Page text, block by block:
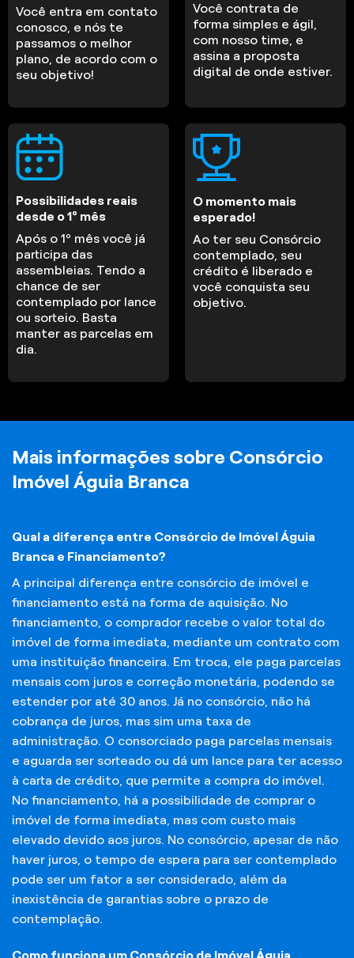
Você entra em contato
conosco, e nós te
passamos o melhor
plano, de acordo com o
seu objetivo!
Você contrata de
forma simples e ágil,
com nosso time, e
assina a proposta
digital de onde estiver.
Possibilidades reais
desde o 1º mês
Após o 1º mês você já
participa das
assembleias. Tendo a
chance de ser
contemplado por lance
ou sorteio. Basta
manter as parcelas em
dia.
O momento mais
esperado!
Ao ter seu Consórcio
contemplado, seu
crédito é liberado e
você conquista seu
objetivo.
Mais informações sobre Consórcio
Imóvel Águia Branca
Qual a diferença entre Consórcio de Imóvel Águia
Branca e Financiamento?
A principal diferença entre consórcio de imóvel e
financiamento está na forma de aquisição. No
financiamento, o comprador recebe o valor total do
imóvel de forma imediata, mediante um contrato com
uma instituição financeira. Em troca, ele paga parcelas
mensais com juros e correção monetária, podendo se
estender por até 30 anos. Já no consórcio, não há
cobrança de juros, mas sim uma taxa de
administração. O consorciado paga parcelas mensais
e aguarda ser sorteado ou dá um lance para ter acesso
à carta de crédito, que permite a compra do imóvel.
No financiamento, há a possibilidade de comprar o
imóvel de forma imediata, mas com custo mais
elevado devido aos juros. No consórcio, apesar de não
haver juros, o tempo de espera para ser contemplado
pode ser um fator a ser considerado, além da
inexistência de garantias sobre o prazo de
contemplação.